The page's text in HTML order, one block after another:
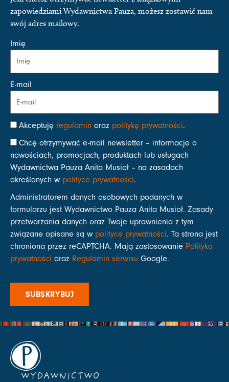
zapowiedziami Wydawnictwa Pauza, możesz zostawić nam
swój adres mailowy.
Imię
E-mail
Akceptuję regulamin oraz politykę prywatności.
Chcę otrzymywać e-mail newsletter – informacje o
nowościach, promocjach, produktach lub usługach
Wydawnictwa Pauza Anita Musioł – na zasadach
określonych w polityce prywatności.
Administratorem danych osobowych podanych w
formularzu jest Wydawnictwo Pauza Anita Musioł. Zasady
przetwarzania danych oraz Twoje uprawnienia z tym
związane opisane są w polityce prywatności. Ta strona jest
chroniona przez reCAPTCHA. Mają zastosowanie Polityka
prywatności oraz Regulamin serwisu Google.
SUBSKRYBUJ
WYDAWNICTWO